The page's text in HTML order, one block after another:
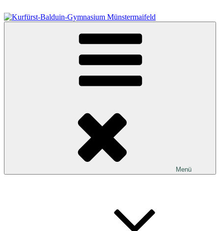
Inhalt
springen
Kurfürst-Balduin-Gymnasium Münstermaifeld
Menü